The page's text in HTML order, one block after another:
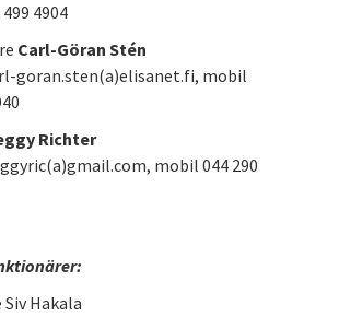
4904
Carl-Göran Stén
goran.sten(a)elisanet.fi, mobil
Richter
mobil 044 290
Hakala